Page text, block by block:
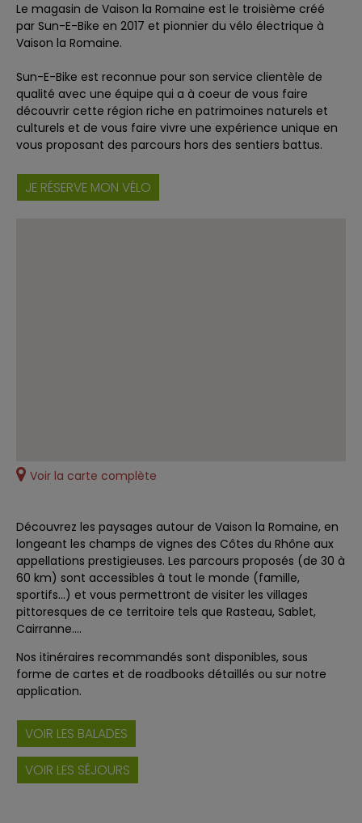
Le magasin de Vaison la Romaine est le troisième créé
par Sun-E-Bike en 2017 et pionnier du vélo électrique à
Vaison la Romaine.
Sun-E-Bike est reconnue pour son service clientèle de
qualité avec une équipe qui a à coeur de vous faire
découvrir cette région riche en patrimoines naturels et
culturels et de vous faire vivre une expérience unique en
vous proposant des parcours hors des sentiers battus.
JE RÉSERVE MON VÉLO
Voir la carte complète
Découvrez les paysages autour de Vaison la Romaine, en
longeant les champs de vignes des Côtes du Rhône aux
appellations prestigieuses. Les parcours proposés (de 30 à
60 km) sont accessibles à tout le monde (famille,
sportifs…) et vous permettront de visiter les villages
pittoresques de ce territoire tels que Rasteau, Sablet,
Cairranne….
Nos itinéraires recommandés sont disponibles, sous
forme de cartes et de roadbooks détaillés ou sur notre
application.
VOIR LES BALADES
VOIR LES SÉJOURS